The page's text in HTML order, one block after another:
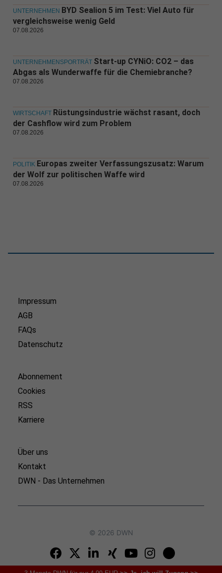
UNTERNEHMEN BYD Sealion 5 im Test: Viel Auto für
vergleichsweise wenig Geld
07.08.2026
UNTERNEHMENSPORTRÄT Start-up CYNiO: CO2 – das
Abgas als Wunderwaffe für die Chemiebranche?
07.08.2026
WIRTSCHAFT Rüstungsindustrie wächst rasant, doch
der Cashflow wird zum Problem
07.08.2026
POLITIK Europas zweiter Verfassungszusatz: Warum
der Wolf zur politischen Waffe wird
07.08.2026
Impressum
AGB
FAQs
Datenschutz
Abonnement
Cookies
RSS
Karriere
Über uns
Kontakt
DWN - Das Unternehmen
© 2026 DWN